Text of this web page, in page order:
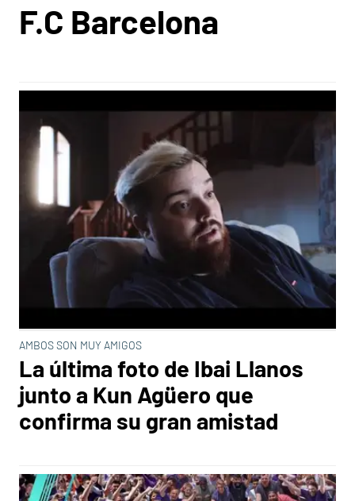
F.C Barcelona
AMBOS SON MUY AMIGOS
La última foto de Ibai Llanos
junto a Kun Agüero que
confirma su gran amistad